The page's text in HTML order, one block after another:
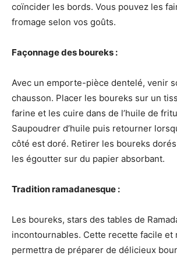
coïncider les bords. Vous pouvez les
fromage selon vos goûts.
Façonnage des boureks :
Avec un emporte-pièce dentelé, venir
chausson. Placer les boureks sur un
farine et les cuire dans de l’huile de
Saupoudrer d’huile puis retourner
côté est doré. Retirer les boureks
les égoutter sur du papier absorbant.
Tradition ramadanesque :
Les boureks, stars des tables de
incontournables. Cette recette facile et
permettra de préparer de délicieux